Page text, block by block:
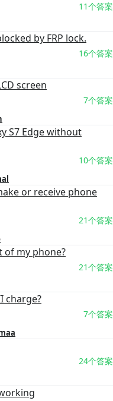
11个答案
by FRP lock.
16个答案
screen
7个答案
S7 Edge without
10个答案
or receive phone
21个答案
of my phone?
21个答案
charge?
7个答案
24个答案